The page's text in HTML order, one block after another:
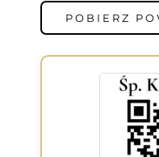
POBIERZ